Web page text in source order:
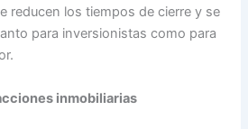
reducen los tiempos de cierre y se
para inversionistas como para
inmobiliarias